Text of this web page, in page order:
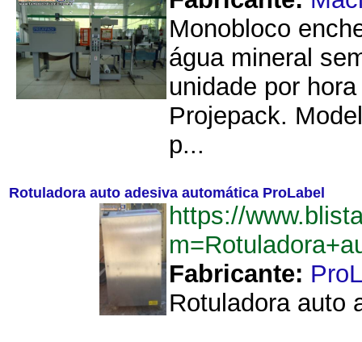
Monobloco
água mineral
unidade por
Projepack.
p...
Rotuladora auto adesiva automática ProLabel
https://
Fabricante:
Rotuladora auto